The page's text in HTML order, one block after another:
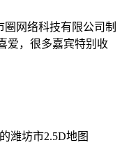
网络科技有限公司制
爱，很多嘉宾特别收
潍坊市2.5D地图